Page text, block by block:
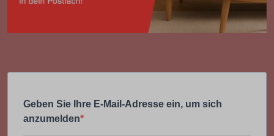
Geben Sie Ihre E-Mail-Adresse ein, um sich
anzumelden